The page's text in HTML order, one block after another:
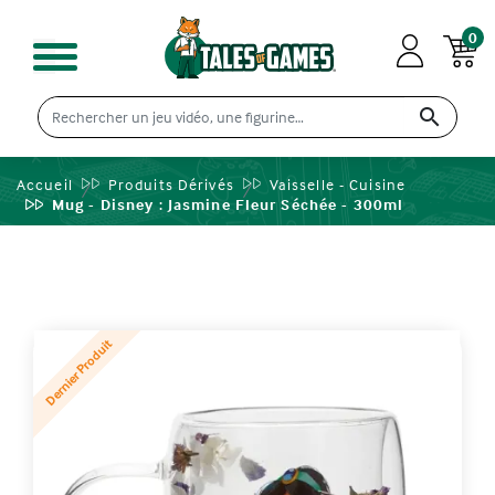

0
Accueil Produits Dérivés
Vaisselle - Cuisine
Mug - Disney : Jasmine Fleur Séchée - 300ml
Dernier Produit